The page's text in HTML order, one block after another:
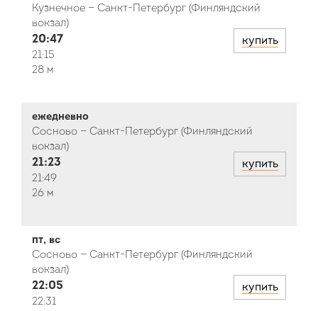
Кузнечное — Санкт-Петербург (Финляндский
вокзал)
20:47
21:15
28 м
купить
ежедневно
Сосново — Санкт-Петербург (Финляндский
вокзал)
21:23
21:49
26 м
купить
пт, вс
Сосново — Санкт-Петербург (Финляндский
вокзал)
22:05
22:31
купить